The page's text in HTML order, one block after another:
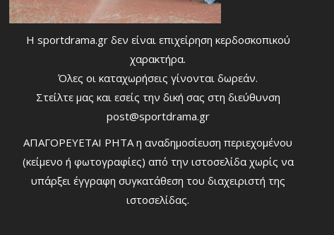
Η sportdrama.gr δεν είναι επιχείρηση κερδοσκοπικού
χαρακτήρα.
Όλες οι καταχωρήσεις γίνονται δωρεάν.
Στείλτε μας και εσείς την δική σας στη διεύθυνση
post@sportdrama.gr
ΑΠΑΓΟΡΕΥΕΤΑΙ ΡΗΤΑ η αναδημοσίευση περιεχομένου
(κείμενο ή φωτογραφίες) από την ιστοσελίδα χωρίς να
υπάρξει έγγραφη συγκατάθεση του διαχειριστή της
ιστοσελίδας.